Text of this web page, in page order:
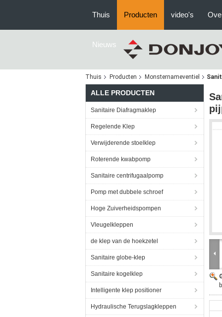
Thuis Producten video's
Nieuws
Thuis Producten Monsternameventiel
ALLE PRODUCTEN
Sanitaire Diafragmaklep
Regelende Klep
Verwijderende stoelklep
Roterende kwabpomp
Sanitaire centrifugaalpomp
Pomp met dubbele schroef
Hoge Zuiverheidspompen
Vleugelkleppen
de klep van de hoekzetel
Sanitaire globe-klep
Sanitaire kogelklep
Intelligente klep positioner
Hydraulische Terugslagkleppen